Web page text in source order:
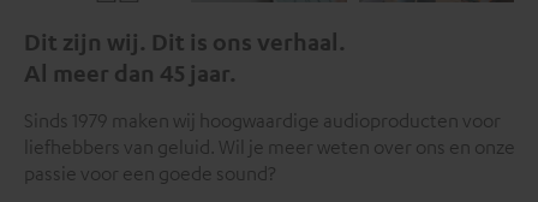
Dit zijn wij. Dit is ons verhaal.
Al meer dan 45 jaar.
Sinds 1979 maken wij hoogwaardige audioproducten voor
liefhebbers van geluid. Wil je meer weten over ons en onze
passie voor een goede sound?